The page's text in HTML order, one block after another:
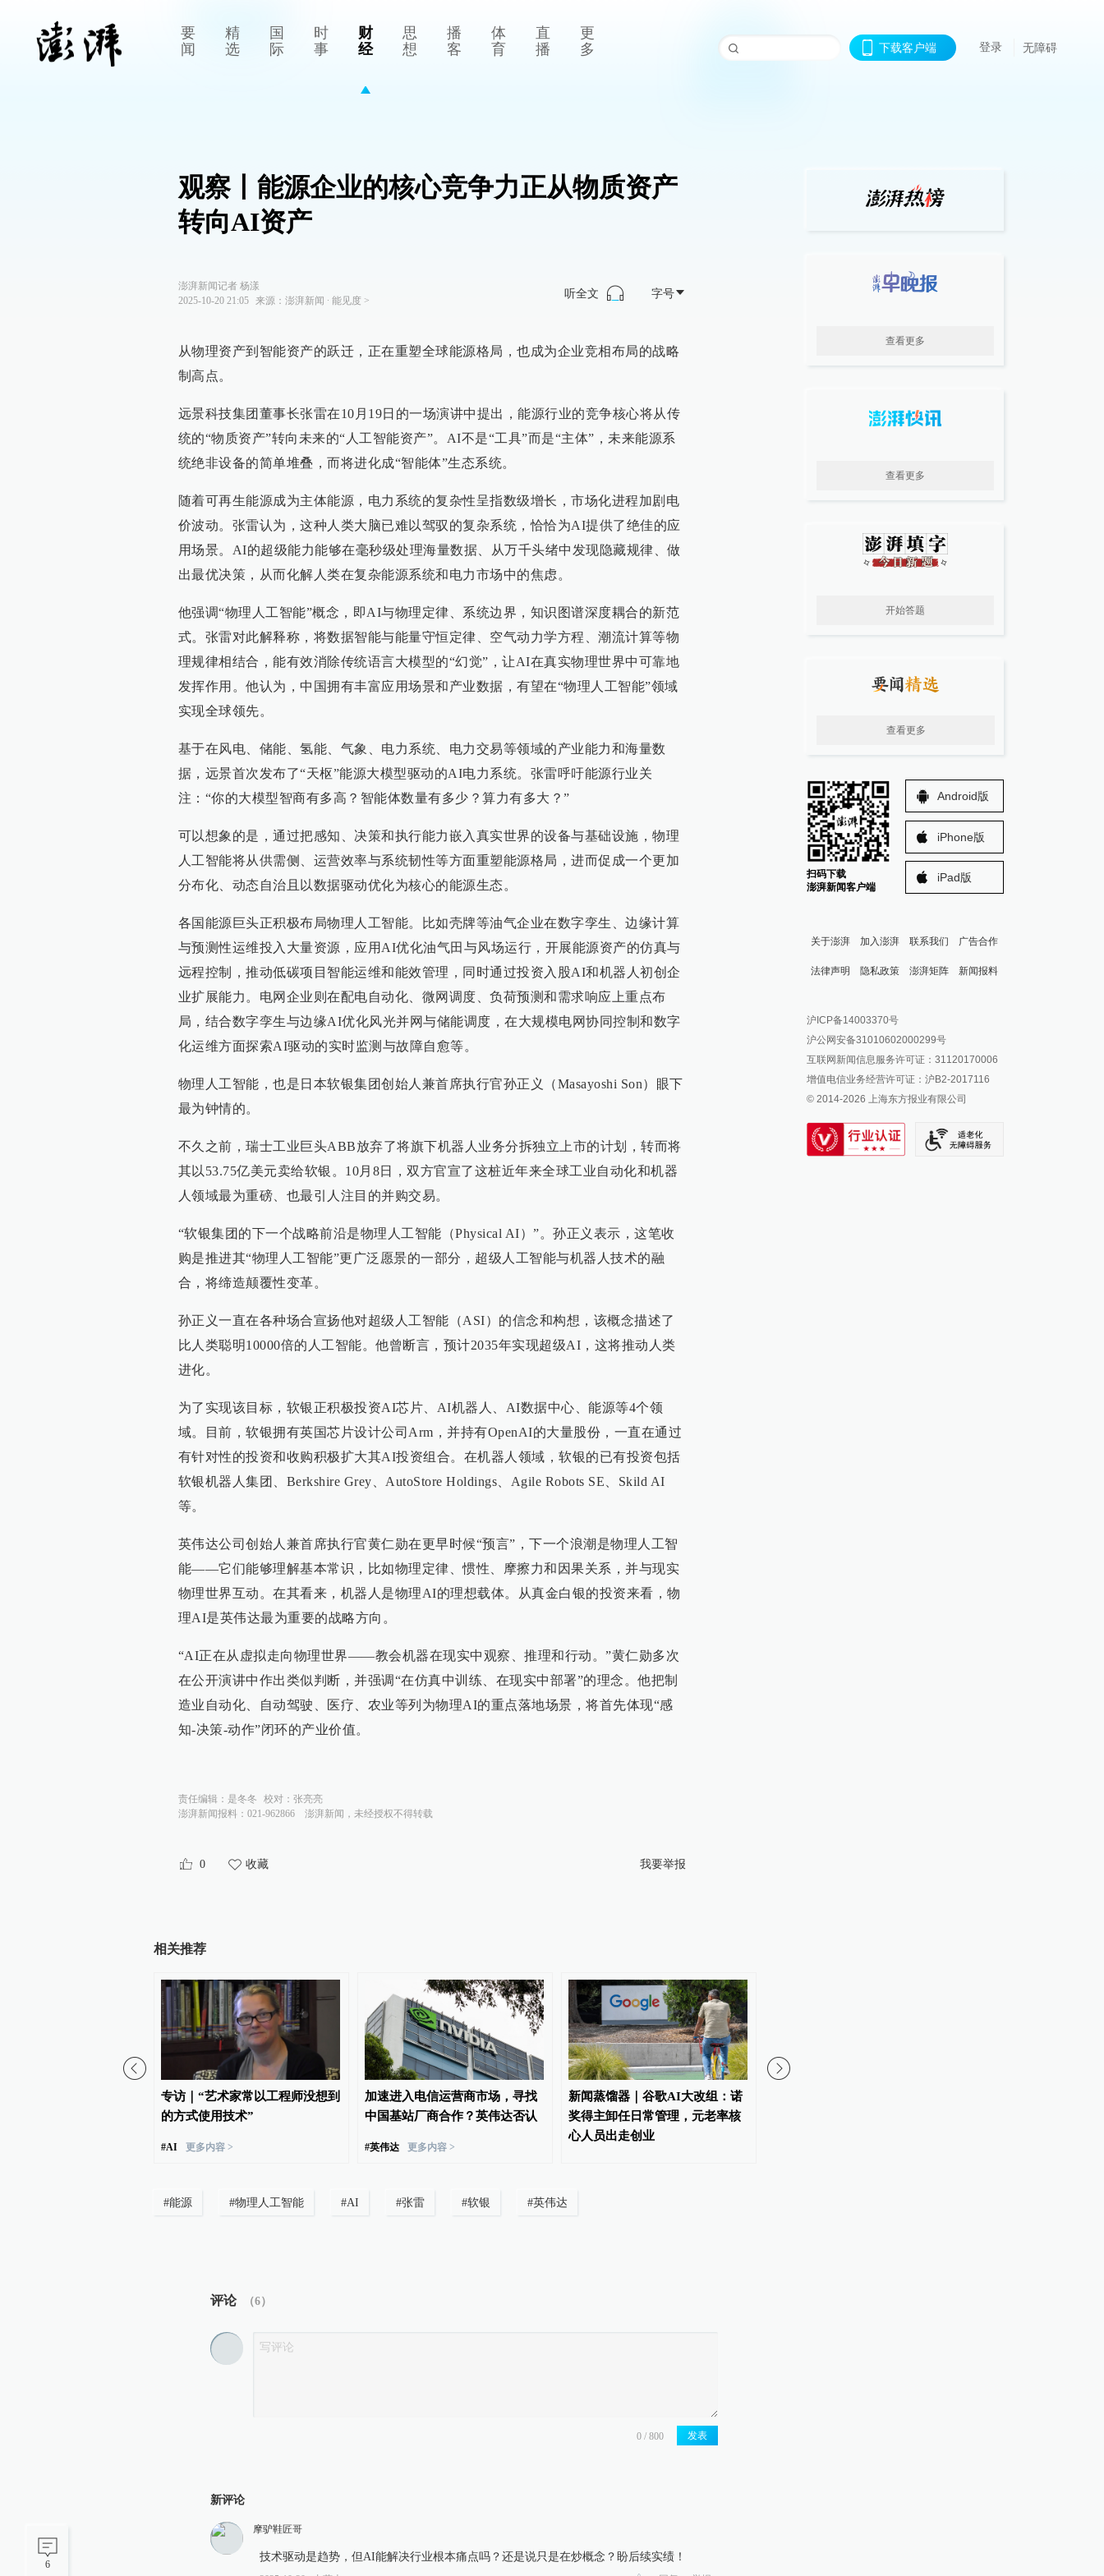
要
闻
精
选
国
际
时
事
财
经
思
想
播
客
体
育
直
播
更
多
下载客户端 登录 无障碍
6
观察丨能源企业的核心竞争力正从物质资产
转向AI资产
澎湃新闻记者 杨漾
2025-10-20 21:05
来源： 澎湃新闻 ∙ 能见度>
听全文 字号
从物理资产到智能资产的跃迁，正在重塑全球能源格局，也成为企业竞相布局的战略
制高点。
远景科技集团董事长张雷在10月19日的一场演讲中提出，能源行业的竞争核心将从传
统的“物质资产”转向未来的“人工智能资产”。AI不是“工具”而是“主体”，未来能源系
统绝非设备的简单堆叠，而将进化成“智能体”生态系统。
随着可再生能源成为主体能源，电力系统的复杂性呈指数级增长，市场化进程加剧电
价波动。张雷认为，这种人类大脑已难以驾驭的复杂系统，恰恰为AI提供了绝佳的应
用场景。AI的超级能力能够在毫秒级处理海量数据、从万千头绪中发现隐藏规律、做
出最优决策，从而化解人类在复杂能源系统和电力市场中的焦虑。
他强调“物理人工智能”概念，即AI与物理定律、系统边界，知识图谱深度耦合的新范
式。张雷对此解释称，将数据智能与能量守恒定律、空气动力学方程、潮流计算等物
理规律相结合，能有效消除传统语言大模型的“幻觉”，让AI在真实物理世界中可靠地
发挥作用。他认为，中国拥有丰富应用场景和产业数据，有望在“物理人工智能”领域
实现全球领先。
基于在风电、储能、氢能、气象、电力系统、电力交易等领域的产业能力和海量数
据，远景首次发布了“天枢”能源大模型驱动的AI电力系统。张雷呼吁能源行业关
注：“你的大模型智商有多高？智能体数量有多少？算力有多大？”
可以想象的是，通过把感知、决策和执行能力嵌入真实世界的设备与基础设施，物理
人工智能将从供需侧、运营效率与系统韧性等方面重塑能源格局，进而促成一个更加
分布化、动态自治且以数据驱动优化为核心的能源生态。
各国能源巨头正积极布局物理人工智能。比如壳牌等油气企业在数字孪生、边缘计算
与预测性运维投入大量资源，应用AI优化油气田与风场运行，开展能源资产的仿真与
远程控制，推动低碳项目智能运维和能效管理，同时通过投资入股AI和机器人初创企
业扩展能力。电网企业则在配电自动化、微网调度、负荷预测和需求响应上重点布
局，结合数字孪生与边缘AI优化风光并网与储能调度，在大规模电网协同控制和数字
化运维方面探索AI驱动的实时监测与故障自愈等。
物理人工智能，也是日本软银集团创始人兼首席执行官孙正义（Masayoshi Son）眼下
最为钟情的。
不久之前，瑞士工业巨头ABB放弃了将旗下机器人业务分拆独立上市的计划，转而将
其以53.75亿美元卖给软银。10月8日，双方官宣了这桩近年来全球工业自动化和机器
人领域最为重磅、也最引人注目的并购交易。
“软银集团的下一个战略前沿是物理人工智能（Physical AI）”。孙正义表示，这笔收
购是推进其“物理人工智能”更广泛愿景的一部分，超级人工智能与机器人技术的融
合，将缔造颠覆性变革。
孙正义一直在各种场合宣扬他对超级人工智能（ASI）的信念和构想，该概念描述了
比人类聪明10000倍的人工智能。他曾断言，预计2035年实现超级AI，这将推动人类
进化。
为了实现该目标，软银正积极投资AI芯片、AI机器人、AI数据中心、能源等4个领
域。目前，软银拥有英国芯片设计公司Arm，并持有OpenAI的大量股份，一直在通过
有针对性的投资和收购积极扩大其AI投资组合。在机器人领域，软银的已有投资包括
软银机器人集团、Berkshire Grey、AutoStore Holdings、Agile Robots SE、Skild AI
等。
英伟达公司创始人兼首席执行官黄仁勋在更早时候“预言”，下一个浪潮是物理人工智
能——它们能够理解基本常识，比如物理定律、惯性、摩擦力和因果关系，并与现实
物理世界互动。在其看来，机器人是物理AI的理想载体。从真金白银的投资来看，物
理AI是英伟达最为重要的战略方向。
“AI正在从虚拟走向物理世界——教会机器在现实中观察、推理和行动。”黄仁勋多次
在公开演讲中作出类似判断，并强调“在仿真中训练、在现实中部署”的理念。他把制
造业自动化、自动驾驶、医疗、农业等列为物理AI的重点落地场景，将首先体现“感
知-决策-动作”闭环的产业价值。
责任编辑： 是冬冬 校对： 张亮亮
澎湃新闻报料：021-962866
澎湃新闻，未经授权不得转载
0 收藏 我要举报
相关推荐
专访｜“艺术家常以工程师没想到
的方式使用技术”
#AI 更多内容 >
加速进入电信运营商市场，寻找
中国基站厂商合作？英伟达否认
#英伟达 更多内容 >
新闻蒸馏器｜谷歌AI大改组：诺
奖得主卸任日常管理，元老率核
心人员出走创业
#能源 #物理人工智能 #AI #张雷 #软银 #英伟达
评论 （6）
发表
新评论
摩驴鞋匠哥
技术驱动是趋势，但AI能解决行业根本痛点吗？还是说只是在炒概念？盼后续实绩！
查看更多
查看更多
开始答题
查看更多
扫码下载
澎湃新闻客户端
Android版
iPhone版
iPad版
关于澎湃 加入澎湃 联系我们 广告合作
法律声明 隐私政策 澎湃矩阵
澎湃新闻公众号
澎湃新闻抖音号
派生万物开放平台
IP SHANGHAI
SIXTH TONE
新闻报料
报料邮箱: news@thepaper.cn
沪ICP备14003370号
沪公网安备31010602000299号
互联网新闻信息服务许可证：31120170006
增值电信业务经营许可证：沪B2-2017116
© 2014-2026 上海东方报业有限公司